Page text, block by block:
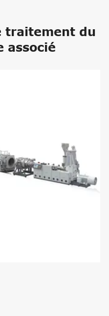
traitement du
associé